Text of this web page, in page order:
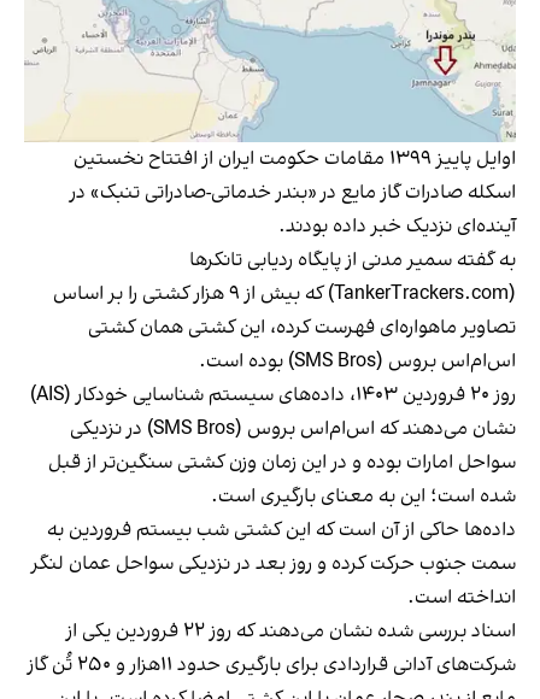
اوایل پاییز ۱۳۹۹ مقامات حکومت ایران از افتتاح نخستین
اسکله صادرات گاز مایع در «بندر خدماتی-صادراتی تنبک» در
آینده‌ای نزدیک خبر داده بودند.
به گفته سمیر مدنی از پایگاه ردیابی تانکرها
(
TankerTrackers.com
) که بیش از ۹ هزار کشتی را بر اساس
تصاویر ماهواره‌ای فهرست کرده، این کشتی همان کشتی
اس‌ام‌اس بروس (SMS Bros) بوده است.
روز ۲۰ فروردین ۱۴۰۳، داده‌های سیستم شناسایی خودکار (AIS)
نشان می‌دهند که اس‌ام‌اس بروس (SMS Bros) در نزدیکی
سواحل امارات بوده و در این زمان وزن کشتی سنگین‌تر از قبل
شده است؛ این به معنای بارگیری است.
داده‌ها حاکی از آن است که این کشتی شب بیستم فروردین به
سمت جنوب حرکت کرده و روز بعد در نزدیکی سواحل عمان لنگر
انداخته است.
اسناد بررسی شده نشان می‌دهند که روز ۲۲ فروردین یکی از
شرکت‌های آدانی قراردادی برای بارگیری حدود ۱۱هزار و ۲۵۰ تُن گاز